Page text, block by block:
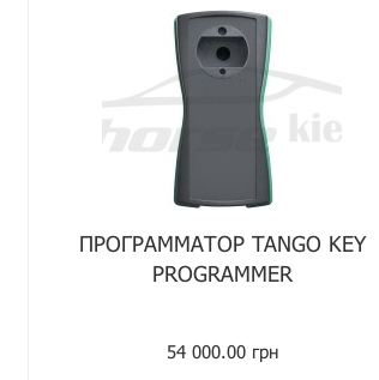
ПРОГРАММАТОР TANGO KEY
PROGRAMMER
54 000.00 грн